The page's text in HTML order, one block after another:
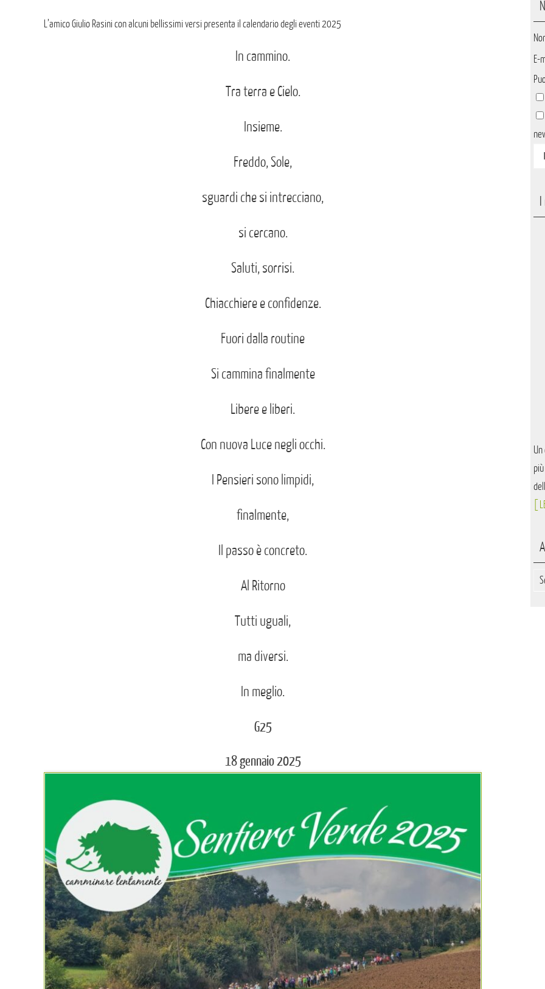
L’amico Giulio Rasini con alcuni bellissimi versi presenta il calendario degli eventi 2025
In cammino.
Tra terra e Cielo.
Insieme.
Freddo, Sole,
sguardi che si intrecciano,
si cercano.
Saluti, sorrisi.
Chiacchiere e confidenze.
Fuori dalla routine
Si cammina finalmente
Libere e liberi.
Con nuova Luce negli occhi.
I Pensieri sono limpidi,
finalmente,
Il passo è concreto.
Al Ritorno
Tutti uguali,
ma diversi.
In meglio.
G25
18 gennaio 2025
E-
[